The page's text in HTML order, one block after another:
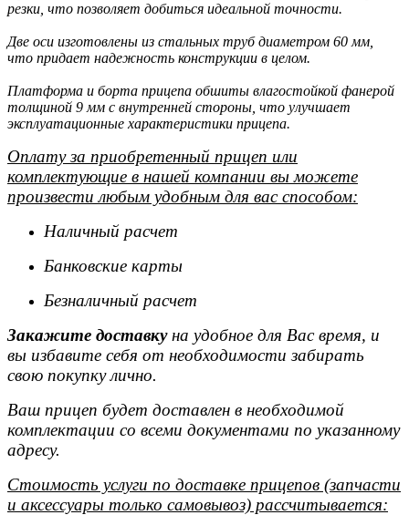
резки, что позволяет добиться идеальной точности.
Две оси изготовлены из стальных труб диаметром 60 мм,
что придает надежность конструкции в целом.
Платформа и борта прицепа обшиты влагостойкой фанерой
толщиной 9 мм с внутренней стороны, что улучшает
эксплуатационные характеристики прицепа.
Оплату за приобретенный прицеп или
комплектующие в нашей компании вы можете
произвести любым удобным для вас способом:
Наличный расчет
Банковские карты
Безналичный расчет
Закажите доставкуна удобное для Вас время, и
вы избавите себя от необходимости забирать
свою покупку лично.
Ваш прицеп будет доставлен в необходимой
комплектации со всеми документами по указанному
адресу.
Стоимость услуги по доставке прицепов (запчасти
и аксессуары только самовывоз) рассчитывается: